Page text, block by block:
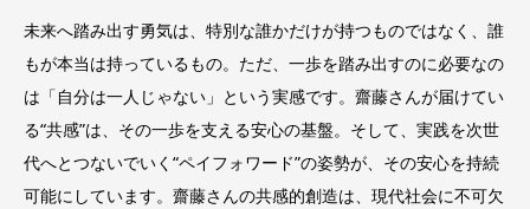
未来へ踏み出す勇気は、特別な誰かだけが持つものではなく、誰
もが本当は持っているもの。ただ、一歩を踏み出すのに必要なの
は「自分は一人じゃない」という実感です。齋藤さんが届けてい
る“共感”は、その一歩を支える安心の基盤。そして、実践を次世
代へとつないでいく“ペイフォワード”の姿勢が、その安心を持続
可能にしています。齋藤さんの共感的創造は、現代社会に不可欠